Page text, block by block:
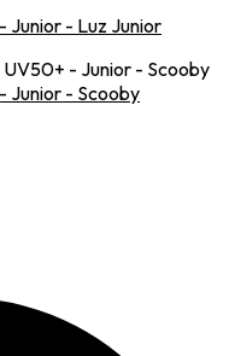
Junior - Luz Junior
Junior - Scooby